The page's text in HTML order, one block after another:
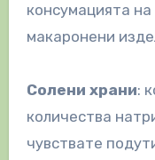
консумацията
макаронени
Солени храни:
количества
чувствате